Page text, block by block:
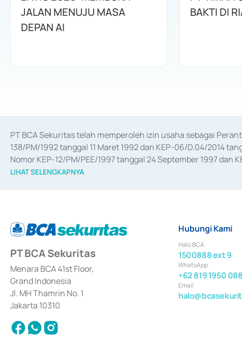
JALAN MENUJU MASA
DEPAN AI
BAKTI DI
PT BCA Sekuritas telah memperoleh izin usaha sebagai
138/PM/1992 tanggal 11 Maret 1992 dan KEP-06/D.04/2014
Nomor KEP-12/PM/PEE/1997 tanggal 24 September 1997
merger, akuisisi, divestasi, dan
LIHAT SELENGKAPNYA
PT BCA Sekuritas
Menara BCA 41st Floor,
Grand Indonesia
Jl. MH Thamrin No. 1
Jakarta 10310
Hubungi Kami
Halo BCA
1500888 ext 9
WhatsApp
+62 819 1950
Email